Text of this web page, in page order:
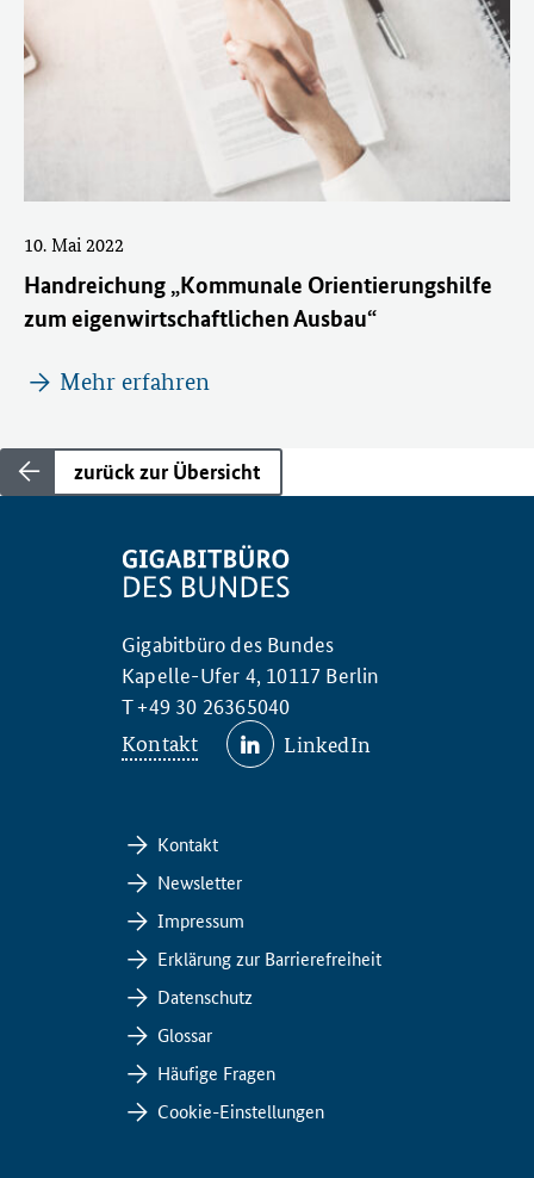
Handreichung „Kommunale Orientierungshilfe
zum eigenwirtschaftlichen Ausbau“
10. Mai 2022
Mehr erfahren
zurück zur Übersicht
Gigabitbüro des Bundes
Kapelle-Ufer 4, 10117 Berlin
T +49 30 26365040
Kontakt LinkedIn
Kontakt
Newsletter
Impressum
Erklärung zur Barrierefreiheit
Datenschutz
Glossar
Häufige Fragen
Cookie-Einstellungen